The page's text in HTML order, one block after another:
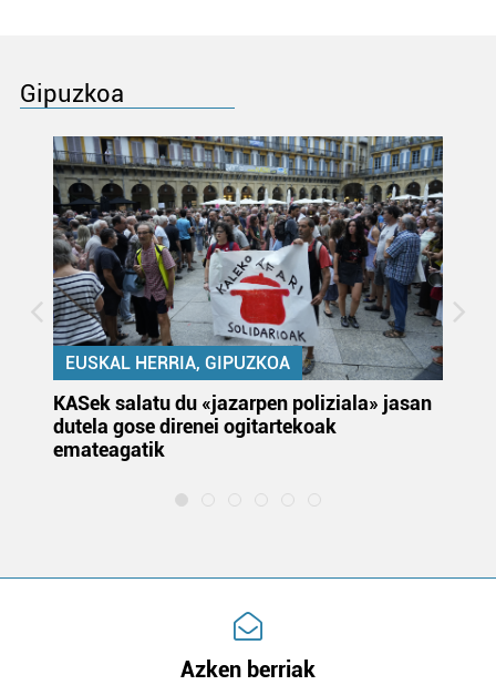
Gipuzkoa
EUSKAL HERRIA, GIPUZKOA
KASek salatu du «jazarpen poliziala» jasan
dutela gose direnei ogitartekoak
emateagatik
Azken berriak